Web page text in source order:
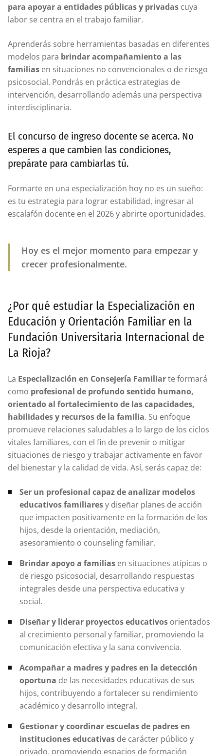
para apoyar a entidades públicas y privadas cuya
labor se centra en el trabajo familiar.
Aprenderás sobre herramientas basadas en diferentes
modelos para brindar acompañamiento a las
familias en situaciones no convencionales o de riesgo
psicosocial. Pondrás en práctica estrategias de
intervención, desarrollando además una perspectiva
interdisciplinaria.
El concurso de ingreso docente se acerca. No
esperes a que cambien las condiciones,
prepárate para cambiarlas tú.
Formarte en una especialización hoy no es un sueño:
es tu estrategia para lograr estabilidad, ingresar al
escalafón docente en el 2026 y abrirte oportunidades.
Hoy es el mejor momento para empezar y
crecer profesionalmente.
¿Por qué estudiar la Especialización en
Educación y Orientación Familiar en la
Fundación Universitaria Internacional de
La Rioja?
La Especialización en Consejería Familiarte formará
como profesional de profundo sentido humano,
orientado al fortalecimiento de las capacidades,
habilidades y recursos de la familia. Su enfoque
promueve relaciones saludables a lo largo de los ciclos
vitales familiares, con el fin de prevenir o mitigar
situaciones de riesgo y trabajar activamente en favor
del bienestar y la calidad de vida. Así, serás capaz de:
Ser un profesional capaz de analizar modelos
educativos familiaresy diseñar planes de acción
que impacten positivamente en la formación de los
hijos, desde la orientación, mediación,
asesoramiento o counseling familiar.
Brindar apoyo a familias en situaciones atípicas o
de riesgo psicosocial, desarrollando respuestas
integrales desde una perspectiva educativa y
social.
Diseñar y liderar proyectos educativos orientados
al crecimiento personal y familiar, promoviendo la
comunicación efectiva y la sana convivencia.
Acompañar a madres y padres en la detección
oportuna de las necesidades educativas de sus
hijos, contribuyendo a fortalecer su rendimiento
académico y desarrollo integral.
Gestionar y coordinar escuelas de padres en
instituciones educativas de carácter público y
privado, promoviendo espacios de formación